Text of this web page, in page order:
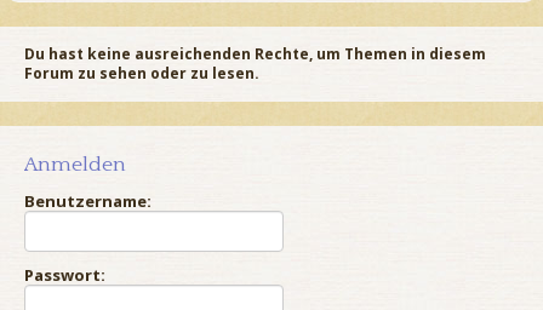
Du hast keine ausreichenden Rechte, um Themen in diesem
Forum zu sehen oder zu lesen.
Anmelden
Benutzername:
Passwort: